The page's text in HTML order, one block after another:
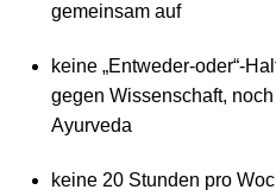
gemeinsam auf
keine „Entweder-oder“-
gegen Wissenschaft,
Ayurveda
keine 20 Stunden pro